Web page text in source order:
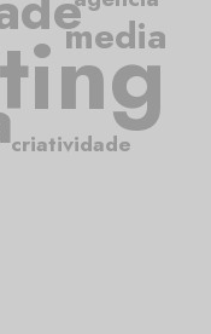
criatividade
media